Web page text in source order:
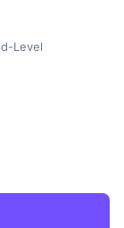
Level